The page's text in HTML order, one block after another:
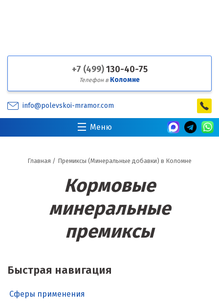
+7 (499)130-40-75
Телефон в Коломне
info@polevskoi-mramor.com
Меню
Главная / Премиксы (Минеральные добавки) в Коломне
Кормовые
минеральные
премиксы
Быстрая навигация
Сферы применения